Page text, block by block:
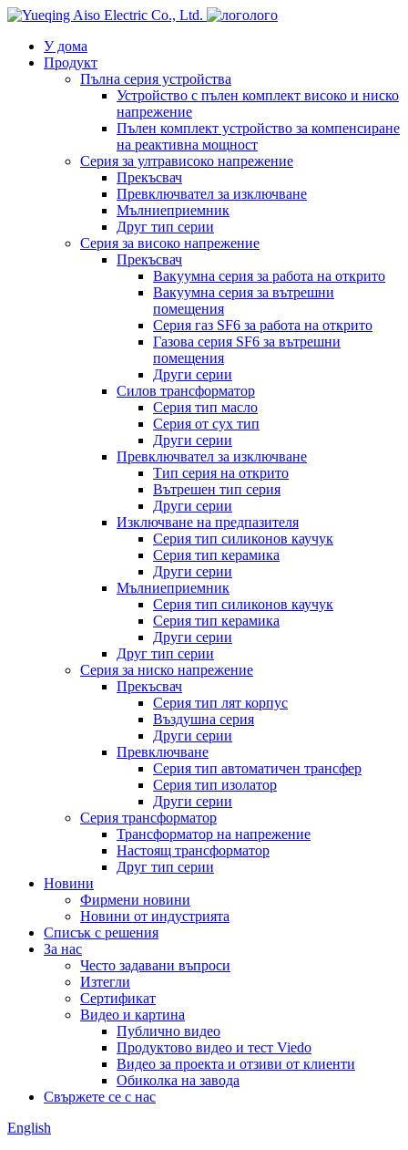
лого
У дома
Продукт
Пълна серия устройства
Устройство с пълен комплект високо и ниско
напрежение
Пълен комплект устройство за компенсиране
на реактивна мощност
Серия за ултрависоко напрежение
Прекъсвач
Превключвател за изключване
Мълниеприемник
Друг тип серии
Серия за високо напрежение
Прекъсвач
Вакуумна серия за работа на открито
Вакуумна серия за вътрешни
помещения
Серия газ SF6 за работа на открито
Газова серия SF6 за вътрешни
помещения
Други серии
Силов трансформатор
Серия тип масло
Серия от сух тип
Други серии
Превключвател за изключване
Тип серия на открито
Вътрешен тип серия
Други серии
Изключване на предпазителя
Серия тип силиконов каучук
Серия тип керамика
Други серии
Мълниеприемник
Серия тип силиконов каучук
Серия тип керамика
Други серии
Друг тип серии
Серия за ниско напрежение
Прекъсвач
Серия тип лят корпус
Въздушна серия
Други серии
Превключване
Серия тип автоматичен трансфер
Серия тип изолатор
Други серии
Серия трансформатор
Трансформатор на напрежение
Настоящ трансформатор
Друг тип серии
Новини
Фирмени новини
Новини от индустрията
Списък с решения
За нас
Често задавани въпроси
Изтегли
Сертификат
Видео и картина
Публично видео
Продуктово видео и тест Viedo
Видео за проекта и отзиви от клиенти
Обиколка на завода
Свържете се с нас
English